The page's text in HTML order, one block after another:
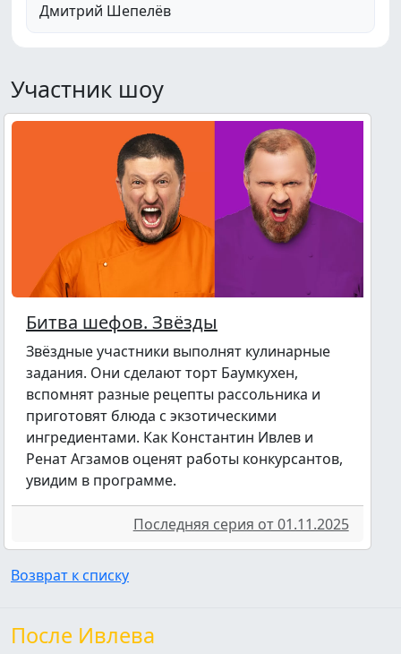
Дмитрий Шепелёв
Участник шоу
Битва шефов. Звёзды
Звёздные участники выполнят кулинарные
задания. Они сделают торт Баумкухен,
вспомнят разные рецепты рассольника и
приготовят блюда с экзотическими
ингредиентами. Как Константин Ивлев и
Ренат Агзамов оценят работы конкурсантов,
увидим в программе.
Последняя серия от 01.11.2025
Возврат к списку
После Ивлева